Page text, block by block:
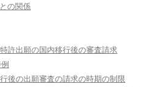
の関係
許出願の国内移行後の審査請求
後の出願審査の請求の時期の制限